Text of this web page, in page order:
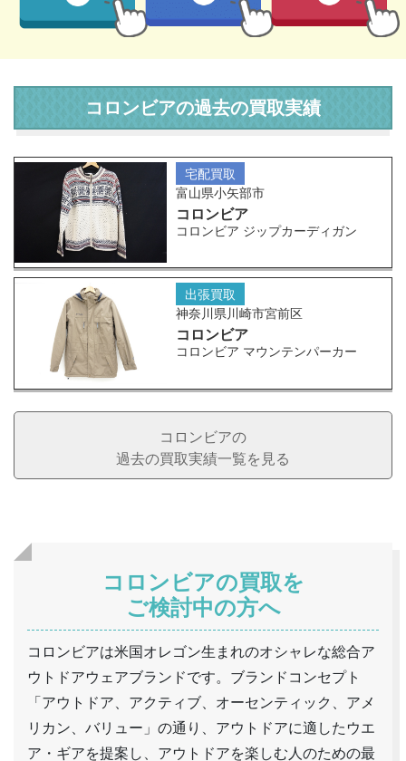
コロンビアの過去の買取実績
宅配買取
富山県小矢部市
コロンビア
コロンビア ジップカーディガン
出張買取
神奈川県川崎市宮前区
コロンビア
コロンビア マウンテンパーカー
コロンビアの
過去の買取実績一覧を見る
コロンビアの買取を
ご検討中の方へ
コロンビアは米国オレゴン生まれのオシャレな総合ア
ウトドアウェアブランドです。ブランドコンセプト
「アウトドア、アクティブ、オーセンティック、アメ
リカン、バリュー」の通り、アウトドアに適したウエ
ア・ギアを提案し、アウトドアを楽しむ人のための最